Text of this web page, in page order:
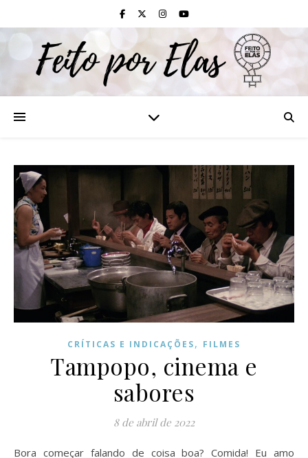
CRÍTICAS E INDICAÇÕES, FILMES
Tampopo, cinema e
sabores
8 de abril de 2022
Bora começar falando de coisa boa? Comida! Eu amo